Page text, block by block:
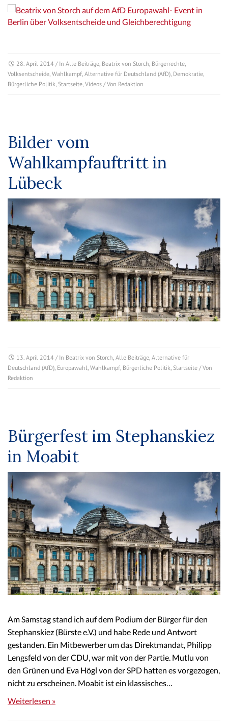
28. April 2014 / In Alle Beiträge Beatrix von Storch Bürgerrechte
Volksentscheide Wahlkampf Alternative für Deutschland (AfD) Demokratie
Bürgerliche Politik Startseite Videos / Von Redaktion
Bilder vom
Wahlkampfauftritt in
Lübeck
13. April 2014 / In Beatrix von Storch Alle Beiträge Alternative für
Deutschland (AfD) Europawahl Wahlkampf Bürgerliche Politik Startseite / Von
Redaktion
Bürgerfest im Stephanskiez
in Moabit
Am Samstag stand ich auf dem Podium der Bürger für den
Stephanskiez (Bürste e.V.) und habe Rede und Antwort
gestanden. Ein Mitbewerber um das Direktmandat, Philipp
Lengsfeld von der CDU, war mit von der Partie. Mutlu von
den Grünen und Eva Högl von der SPD hatten es vorgezogen,
nicht zu erscheinen. Moabit ist ein klassisches…
Weiterlesen »